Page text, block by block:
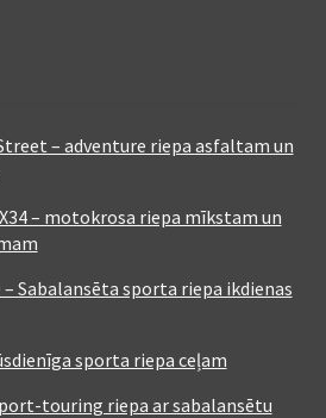
– adventure riepa asfaltam un
– motokrosa riepa mīkstam un
Sabalansēta sporta riepa ikdienas
sporta riepa ceļam
touring riepa ar sabalansētu